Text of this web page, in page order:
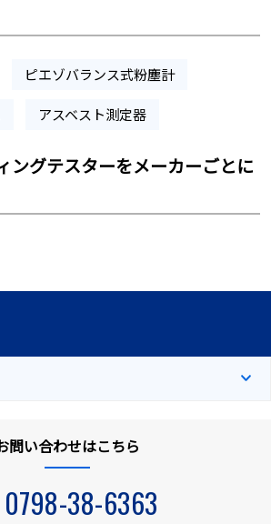
ピエゾバランス式粉塵計
アスベスト測定器
ングテスターをメーカーごとに
問い合わせはこちら
0798-38-6363